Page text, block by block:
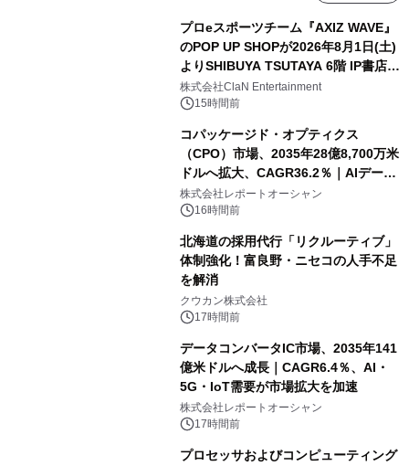
プロeスポーツチーム『AXIZ WAVE』
のPOP UP SHOPが2026年8月1日(土)
よりSHIBUYA TSUTAYA 6階 IP書店で
開催決定！！
株式会社ClaN Entertainment
15時間前
コパッケージド・オプティクス
（CPO）市場、2035年28億8,700万米
ドルへ拡大、CAGR36.2％｜AIデータ
センター・高速光通信需要が成長を加
速
株式会社レポートオーシャン
16時間前
北海道の採用代行「リクルーティブ」
体制強化！富良野・ニセコの人手不足
を解消
クウカン株式会社
17時間前
データコンバータIC市場、2035年141
億米ドルへ成長｜CAGR6.4％、AI・
5G・IoT需要が市場拡大を加速
株式会社レポートオーシャン
17時間前
プロセッサおよびコンピューティング